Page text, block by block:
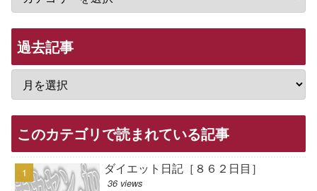
過去記事
このカテゴリで読まれている記事
ダイエット日記［８６２日目］
36 views